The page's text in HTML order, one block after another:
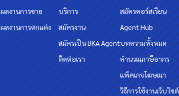
ผลงานการขาย
ผลงานการตกแต่ง
บริการ
สมัครงาน
สมัครเป็น BKA Agent
ติดต่อเรา
สมัครคอร์สเรียน
Agent Hub
บทความทั้งหมด
คำนวณภาษีอากร
แพ็คเกจโฆษณา
วิธีการใช้งานเว็บไซต์